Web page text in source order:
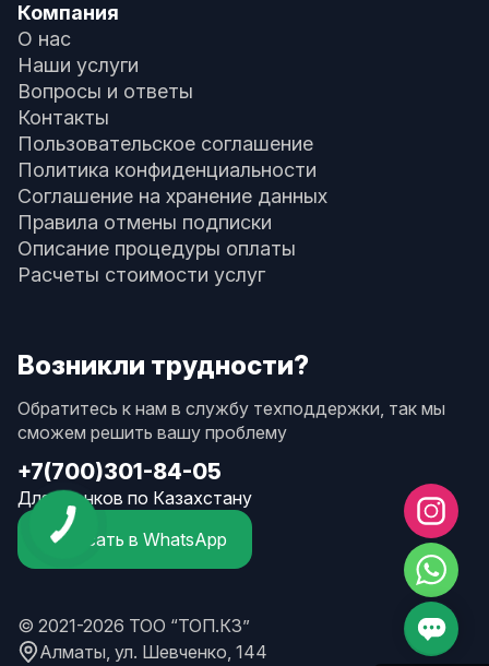
Компания
О нас
Наши услуги
Вопросы и ответы
Контакты
Пользовательское соглашение
Политика конфиденциальности
Соглашение на хранение данных
Правила отмены подписки
Описание процедуры оплаты
Расчеты стоимости услуг
Возникли трудности?
Обратитесь к нам в службу техподдержки, так мы
сможем решить вашу проблему
+7(700)301-84-05
Для звонков по Казахстану
Написать в WhatsApp
© 2021-2026 ТОО “ТОП.КЗ”
Алматы, ул. Шевченко, 144